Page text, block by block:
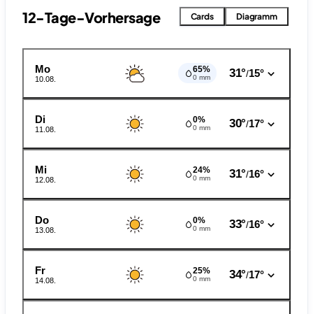
12-Tage-Vorhersage Cards Diagramm
Mo
10.08.
65%
0 mm 31°/15°
Di
11.08.
0%
0 mm 30°/17°
Mi
12.08.
24%
0 mm 31°/16°
Do
13.08.
0%
0 mm 33°/16°
Fr
14.08.
25%
0 mm 34°/17°